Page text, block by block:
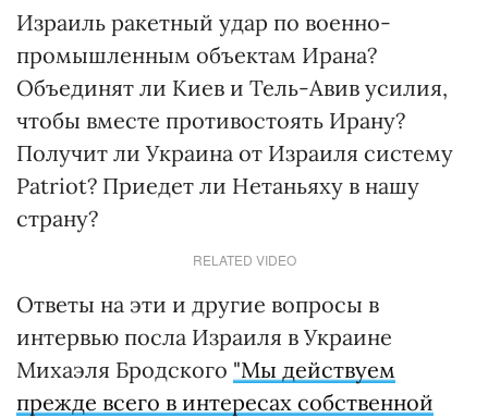
Израиль ракетный удар по военно-
промышленным объектам Ирана?
Объединят ли Киев и Тель-Авив усилия,
чтобы вместе противостоять Ирану?
Получит ли Украина от Израиля систему
Patriot? Приедет ли Нетаньяху в нашу
страну?
RELATED VIDEO
Ответы на эти и другие вопросы в
интервью посла Израиля в Украине
Михаэля Бродского "Мы действуем
прежде всего в интересах собственной